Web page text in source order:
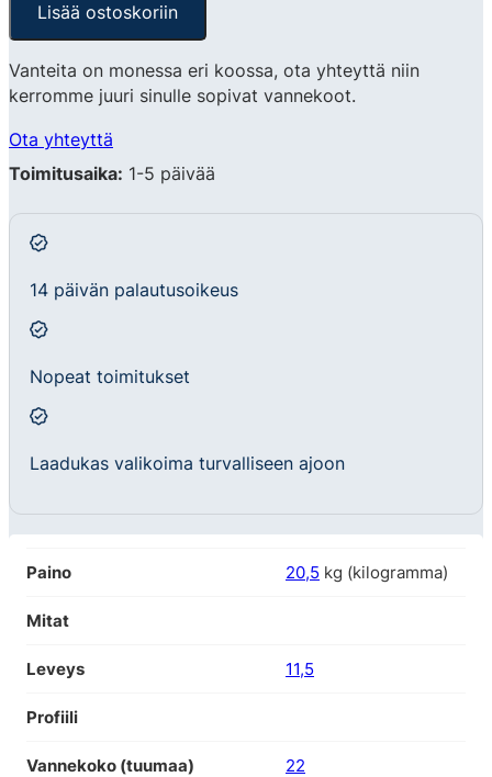
Lisää ostoskoriin
Vanteita on monessa eri koossa, ota yhteyttä niin
kerromme juuri sinulle sopivat vannekoot.
Ota yhteyttä
Toimitusaika: 1-5 päivää
14 päivän palautusoikeus
Nopeat toimitukset
Laadukas valikoima turvalliseen ajoon
Paino 20,5 kg (kilogramma)
Mitat
Leveys 11,5
Profiili
Vannekoko (tuumaa) 22